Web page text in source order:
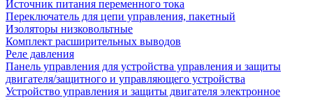
Источник питания переменного тока
Переключатель для цепи управления, пакетный
Изоляторы низковольтные
Комплект расширительных выводов
Реле давления
Панель управления для устройства управления и защиты
двигателя/защитного и управляющего устройства
Устройство управления и защиты двигателя электронное